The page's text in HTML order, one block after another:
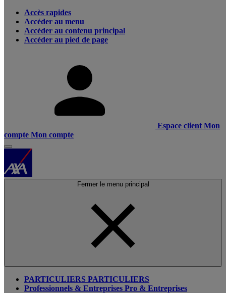
Accès rapides
Accéder au menu
Accéder au contenu principal
Accéder au pied de page
Espace client Mon
compte Mon compte
Fermer le menu principal
PARTICULIERS PARTICULIERS
Professionnels & Entreprises Pro & Entreprises